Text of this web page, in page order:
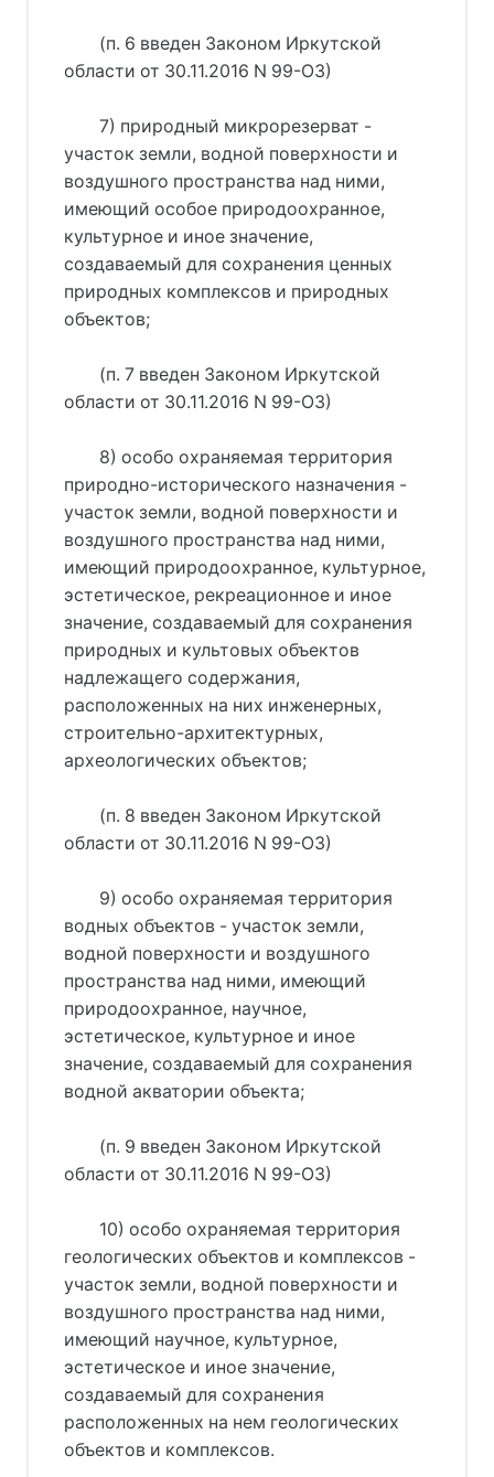
(п. 6 введен Законом Иркутской
области от 30.11.2016 N 99-ОЗ)
7) природный микрорезерват -
участок земли, водной поверхности и
воздушного пространства над ними,
имеющий особое природоохранное,
культурное и иное значение,
создаваемый для сохранения ценных
природных комплексов и природных
объектов;
(п. 7 введен Законом Иркутской
области от 30.11.2016 N 99-ОЗ)
8) особо охраняемая территория
природно-исторического назначения -
участок земли, водной поверхности и
воздушного пространства над ними,
имеющий природоохранное, культурное,
эстетическое, рекреационное и иное
значение, создаваемый для сохранения
природных и культовых объектов
надлежащего содержания,
расположенных на них инженерных,
строительно-архитектурных,
археологических объектов;
(п. 8 введен Законом Иркутской
области от 30.11.2016 N 99-ОЗ)
9) особо охраняемая территория
водных объектов - участок земли,
водной поверхности и воздушного
пространства над ними, имеющий
природоохранное, научное,
эстетическое, культурное и иное
значение, создаваемый для сохранения
водной акватории объекта;
(п. 9 введен Законом Иркутской
области от 30.11.2016 N 99-ОЗ)
10) особо охраняемая территория
геологических объектов и комплексов -
участок земли, водной поверхности и
воздушного пространства над ними,
имеющий научное, культурное,
эстетическое и иное значение,
создаваемый для сохранения
расположенных на нем геологических
объектов и комплексов.